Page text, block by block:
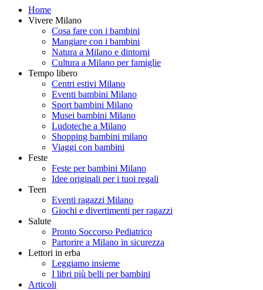
Home
Vivere Milano
Cosa fare con i bambini
Mangiare con i bambini
Natura a Milano e dintorni
Cultura a Milano per famiglie
Tempo libero
Centri estivi Milano
Eventi bambini Milano
Sport bambini Milano
Musei bambini Milano
Ludoteche a Milano
Shopping bambini milano
Viaggi con bambini
Feste
Feste per bambini Milano
Idee originali per i tuoi regali
Teen
Eventi ragazzi Milano
Giochi e divertimenti per ragazzi
Salute
Pronto Soccorso Pediatrico
Partorire a Milano in sicurezza
Lettori in erba
Leggiamo insieme
I libri più belli per bambini
Articoli